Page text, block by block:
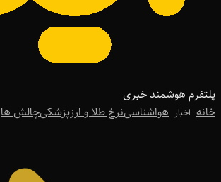
پلتفرم هوشمند خبری
خانه اخبار هواشناسینرخ طلا و ارزپزشکیچالش ها